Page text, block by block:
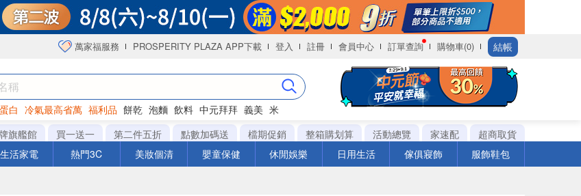
萬家福服務 PROSPERITY PLAZA APP下載 登入 註冊 會員中心 訂單查詢 購物車(0) 結帳
白 冷氣最高省萬 福利品 餅乾 泡麵 飲料 中元拜拜 義美 米
旗艦館 買一送一 第二件五折 點數加碼送 檔期促銷 整箱購划算 活動總覽 家速配
超商取貨
生活家電 熱門3C 美妝個清 嬰童保健 休閒娛樂 日用生活 傢俱寢飾 服飾鞋包